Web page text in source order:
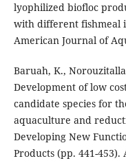
lyophilized biofloc
with different fishmeal
American Journal of
Baruah, K.,
Development of low
candidate species for
aquaculture and
Developing New
Products (pp. 441-453).